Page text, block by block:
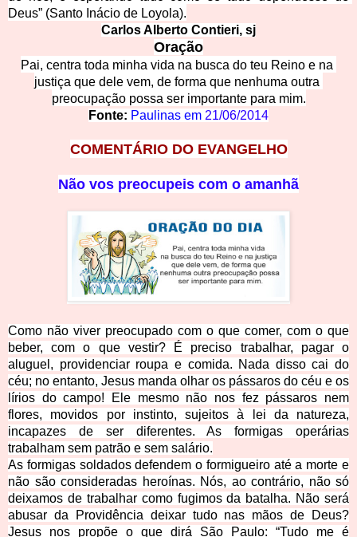
Deus” (Santo Inácio de Loyola).
Carlos Alberto Contieri, sj
Oração
Pai, centra toda minha vida na busca do teu Reino e na
justiça que dele vem, de forma que nenhuma outra
preocupação possa ser importante para mim.
Fonte: Paulinas em 21/06/2014
COMENTÁRIO DO EVANGELHO
Não vos preocupeis com o amanhã
Como não viver preocupado com o que comer, com o que
beber, com o que vestir? É preciso trabalhar, pagar o
aluguel, providenciar roupa e comida. Nada disso cai do
céu; no entanto, Jesus manda olhar os pássaros do céu e os
lírios do campo! Ele mesmo não nos fez pássaros nem
flores, movidos por instinto, sujeitos à lei da natureza,
incapazes de ser diferentes. As formigas operárias
trabalham sem patrão e sem salário.
As formigas soldados defendem o formigueiro até a morte e
não são consideradas heroínas. Nós, ao contrário, não só
deixamos de trabalhar como fugimos da batalha. Não será
abusar da Providência deixar tudo nas mãos de Deus?
Jesus nos propõe o que dirá São Paulo: “Tudo me é